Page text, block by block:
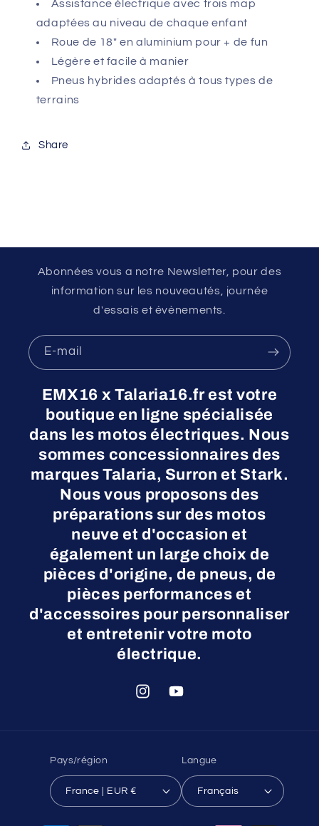
Assistance électrique avec trois map
adaptées au niveau de chaque enfant
Roue de 18" en aluminium pour + de fun
Légère et facile à manier
Pneus hybrides adaptés à tous types de
terrains
Share
Abonnées vous a notre Newsletter, pour des
information sur les nouveautés, journée
d'essais et évènements.
E-mail
EMX16 x Talaria16.fr est votre
boutique en ligne spécialisée
dans les motos électriques. Nous
sommes concessionnaires des
marques Talaria, Surron et Stark.
Nous vous proposons des
préparations sur des motos
neuve et d'occasion et
également un large choix de
pièces d'origine, de pneus, de
pièces performances et
d'accessoires pour personnaliser
et entretenir votre moto
électrique.
InstagramYouTube
Pays/région
France | EUR €
Langue
Français